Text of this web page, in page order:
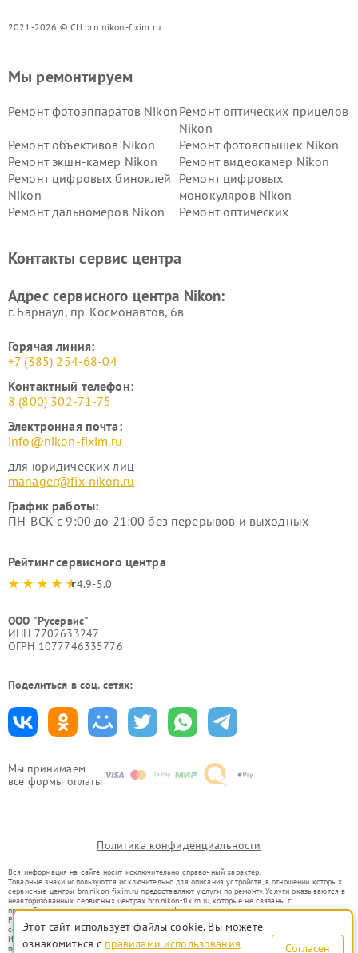
2021-2026 © СЦ brn.nikon-fixim.ru
Мы принимаем
все формы оплаты
Мы ремонтируем
Ремонт фотоаппаратов Nikon Ремонт оптических прицелов
Nikon
Ремонт объективов Nikon
Ремонт фотовспышек Nikon
Ремонт экшн-камер Nikon
Ремонт видеокамер Nikon
Ремонт цифровых биноклей
Nikon
Ремонт цифровых
монокуляров Nikon
Ремонт дальномеров Nikon
Ремонт оптических
Контакты сервис центра
Адрес сервисного центра Nikon:
г. Барнаул, ​пр. Космонавтов, 6в
Горячая линия:
+7 (385) 254-68-04
Контактный телефон:
8 (800) 302-71-75
Электронная почта:
info@nikon-fixim.ru
для юридических лиц
manager@fix-nikon.ru
График работы:
ПН-ВСК с 9:00 до 21:00 без перерывов и выходных
Рейтинг сервисного центра
4.9-5.0
ООО "Русервис"
ИНН 7702633247
ОГРН 1077746335776
Поделиться в соц. сетях:
Политика конфиденциальности
Вся информация на сайте носит исключительно справочный характер.
Товарные знаки используются исключительно для описания устройств, в отношении которых
сервисные центры brn.nikon-fixim.ru предоставляют услуги по ремонту. Услуги оказываются в
неавторизованных сервисных центрах brn.nikon-fixim.ru, которые не связаны с
правообладателями товарных знаков или их официальными представителями.
Ремонт осуществляется для устройств, уже введенных в гражданский оборот в соответствии
со статьей 1487 ГК РФ.
Использование товарных знаков не преследует цели индивидуализации услуг или введения
потребителей в заблуждение, а служит для информирования о предоставляемых услугах по
Этот сайт использует файлы cookie. Вы можете
ознакомиться с правилами использования Согласен